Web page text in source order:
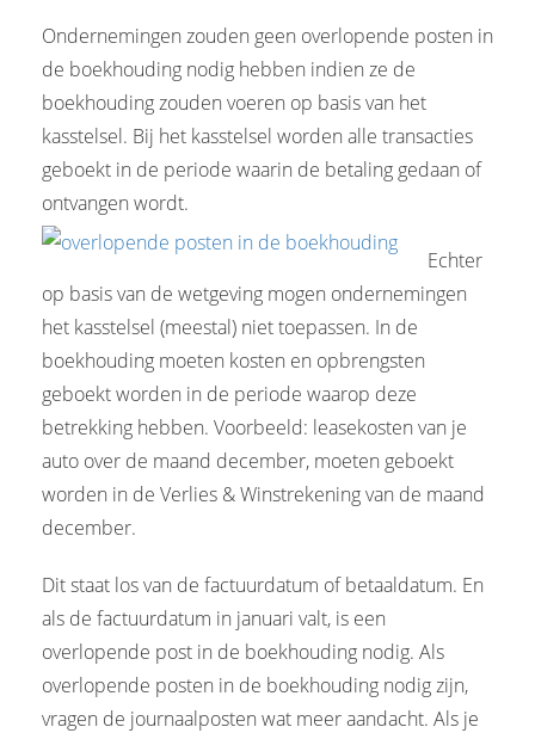
Ondernemingen zouden geen overlopende posten in
de boekhouding nodig hebben indien ze de
boekhouding zouden voeren op basis van het
kasstelsel. Bij het kasstelsel worden alle transacties
geboekt in de periode waarin de betaling gedaan of
ontvangen wordt.
Echter
op basis van de wetgeving mogen ondernemingen
het kasstelsel (meestal) niet toepassen. In de
boekhouding moeten kosten en opbrengsten
geboekt worden in de periode waarop deze
betrekking hebben. Voorbeeld: leasekosten van je
auto over de maand december, moeten geboekt
worden in de Verlies & Winstrekening van de maand
december.
Dit staat los van de factuurdatum of betaaldatum. En
als de factuurdatum in januari valt, is een
overlopende post in de boekhouding nodig. Als
overlopende posten in de boekhouding nodig zijn,
vragen de journaalposten wat meer aandacht. Als je